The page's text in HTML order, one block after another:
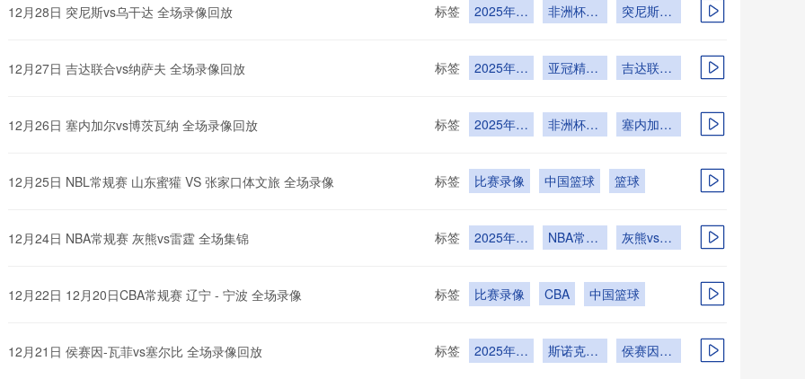
12月28日 突尼斯vs乌干达 全场录像回放 标签
2025年
12月24日
非洲杯小
组赛C组
突尼斯vs
乌干达
12月27日 吉达联合vs纳萨夫 全场录像回放 标签
2025年
12月24日
亚冠精英
联赛西亚
吉达联合
vs纳萨夫
12月26日 塞内加尔vs博茨瓦纳 全场录像回放 标签
2025年
12月24日
非洲杯小
组赛D组
塞内加尔
vs博茨瓦
12月25日 NBL常规赛 山东蜜獾 VS 张家口体文旅 全场录像
标签 比赛录像 中国篮球 篮球
12月24日 NBA常规赛 灰熊vs雷霆 全场集锦 标签
2025年
12月23日
NBA常规
赛
灰熊vs雷
霆
12月22日 12月20日CBA常规赛 辽宁 - 宁波 全场录像 标签 比赛录像 CBA 中国篮球
12月21日 侯赛因-瓦菲vs塞尔比 全场录像回放 标签
2025年
12月18日
斯诺克苏
格兰公开
侯赛因-
瓦菲vs塞